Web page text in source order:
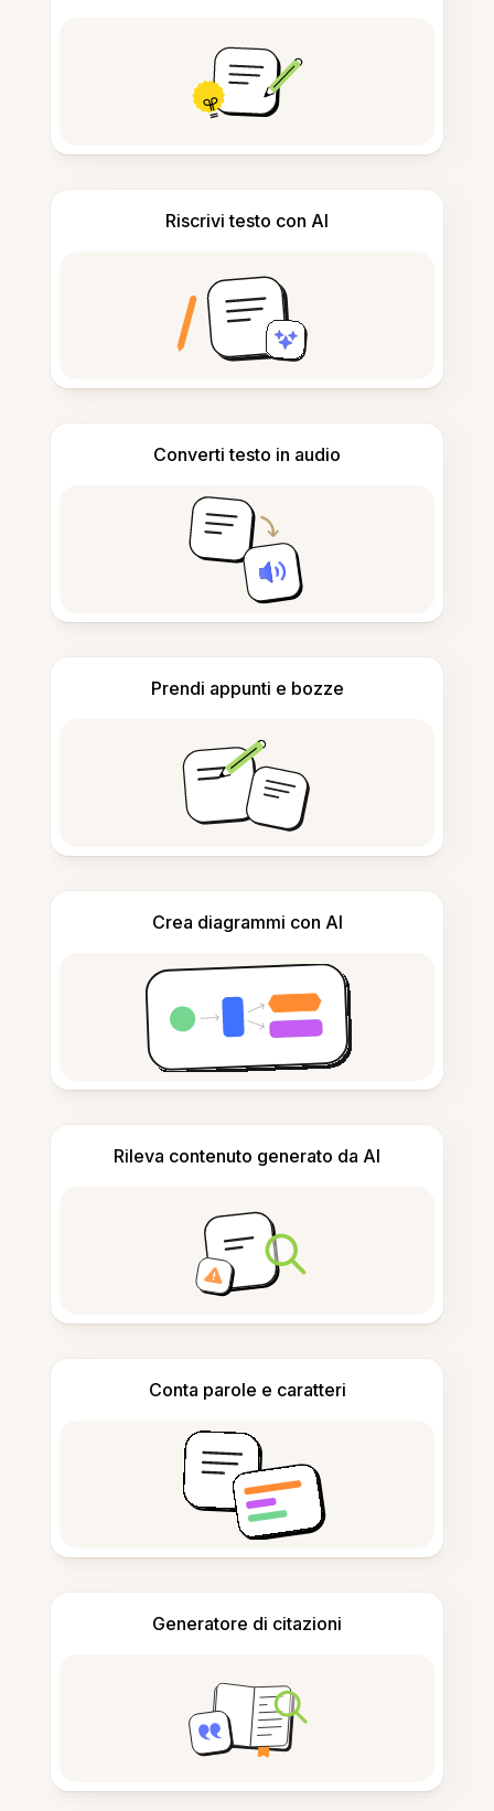
Riscrivi testo con AI
Converti testo in audio
Prendi appunti e bozze
Crea diagrammi con AI
Rileva contenuto generato da AI
Conta parole e caratteri
Generatore di citazioni